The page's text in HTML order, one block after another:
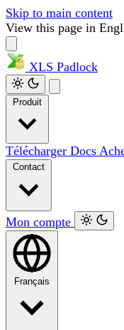
Skip to main content
View this page in
XLS Padlock
Télécharger Docs
Mon compte
Français